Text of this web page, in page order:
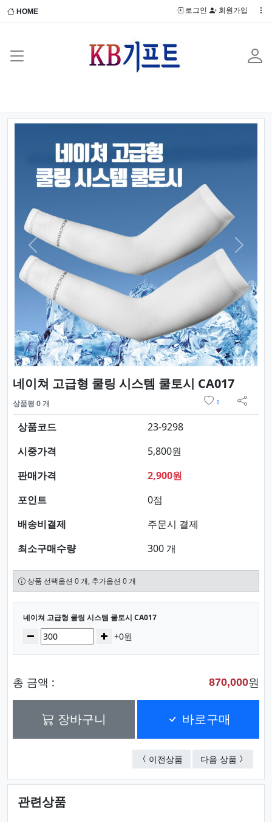
HOME 로그인 회원가입
Previous Next
네이쳐 고급형 쿨링 시스템 쿨토시 CA017요약
상품평 0 개 0
sns 공
상품코드
23-9298
시중가격
5,800원
판매가격
2,900원
포인트
0점
배송비결제
주문시 결제
최소구매수량
300 개
상품 선택옵션 0 개, 추가옵션 0 개
선택된 옵션
네이쳐 고급형 쿨링 시스템 쿨토시 CA017
수량감소 증가+0원
총 금액 : 870,000원
장바구니 바로구매
이전상품 네이쳐 현대문양 고급
다음 상품 네이쳐
관련상품